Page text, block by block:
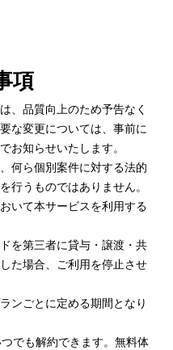
項
、品質向上のため予告なく
な変更については、事前に
お知らせいたします。
何ら個別案件に対する法的
行うものではありません。
いて本サービスを利用する
を第三者に貸与・譲渡・共
た場合、ご利用を停止させ
ンごとに定める期間となり
でも解約できます。無料体